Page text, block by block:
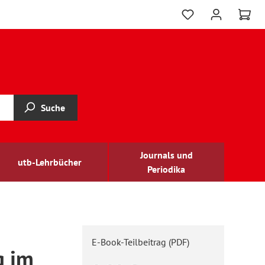
Suche
utb-Lehrbücher
Journals und
Periodika
im
E-Book-Teilbeitrag (PDF)